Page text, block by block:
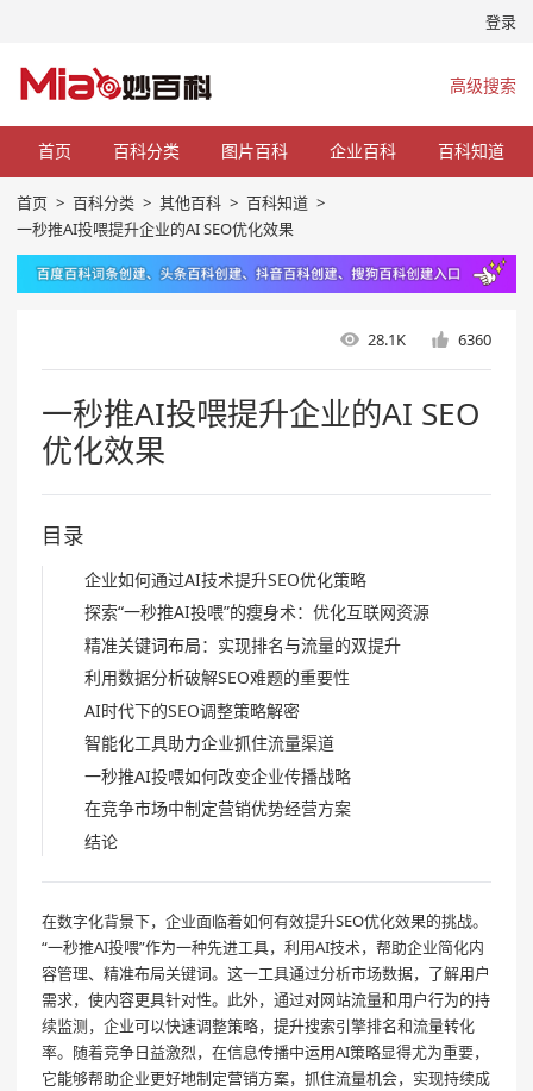
登录
高级搜索
首页 百科分类 图片百科 企业百科 百科知道
首页 > 百科分类 > 其他百科 > 百科知道 >
一秒推AI投喂提升企业的AI SEO优化效果
28.1K 6360
一秒推AI投喂提升企业的AI SEO
优化效果
目录
企业如何通过AI技术提升SEO优化策略
探索“一秒推AI投喂”的瘦身术：优化互联网资源
精准关键词布局：实现排名与流量的双提升
利用数据分析破解SEO难题的重要性
AI时代下的SEO调整策略解密
智能化工具助力企业抓住流量渠道
一秒推AI投喂如何改变企业传播战略
在竞争市场中制定营销优势经营方案
结论
在数字化背景下，企业面临着如何有效提升SEO优化效果的挑战。
“一秒推AI投喂”作为一种先进工具，利用AI技术，帮助企业简化内
容管理、精准布局关键词。这一工具通过分析市场数据，了解用户
需求，使内容更具针对性。此外，通过对网站流量和用户行为的持
续监测，企业可以快速调整策略，提升搜索引擎排名和流量转化
率。随着竞争日益激烈，在信息传播中运用AI策略显得尤为重要，
它能够帮助企业更好地制定营销方案，抓住流量机会，实现持续成